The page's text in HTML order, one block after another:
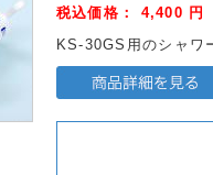
税込価格： 4,400 円
KS-30GS用のシャワ